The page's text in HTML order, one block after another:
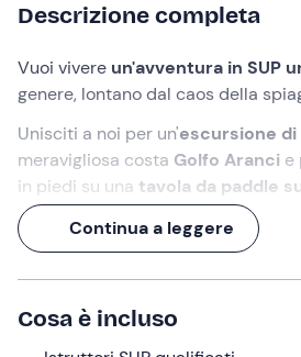
Descrizione completa
Vuoi vivere un'avventura in SUP
genere, lontano dal caos della
Unisciti a noi per un'escursione di
meravigliosa costa Golfo Aranci e
in piedi su una tavola da paddle
anche se non l'hai mai utilizzata
Immergiti nell'atmosfera tranquilla
ammira il paesaggio naturale dell'
lasciati guidare alla ricerca di
Continua a leggere
Cosa è incluso